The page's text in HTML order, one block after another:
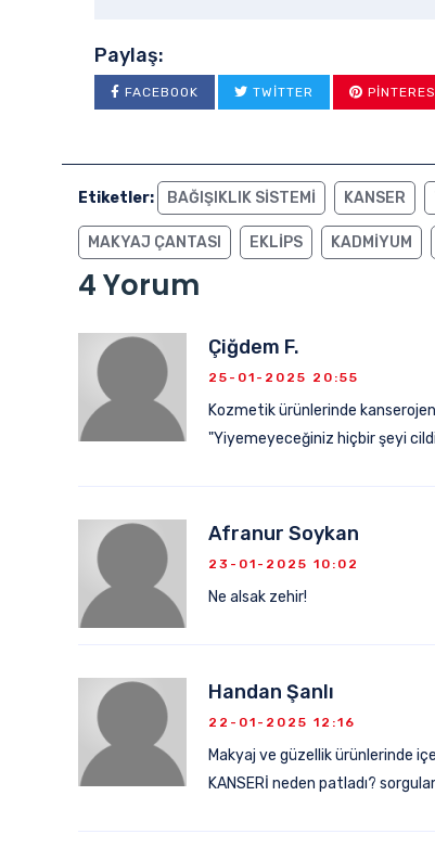
Paylaş:
FACEBOOK TWITTER
Etiketler: BAĞIŞIKLIK SISTEMI KANSER
MAKYAJ ÇANTASI EKLIPS KADMIYUM
4 Yorum
Çiğdem F.
25-01-2025 20:55
Kozmetik ürünlerinde kanserojen
"Yiyemeyeceğiniz hiçbir şeyi
Afranur Soykan
23-01-2025 10:02
Ne alsak zehir!
Handan Şanlı
22-01-2025 12:16
Makyaj ve güzellik ürünlerinde
KANSERİ neden patladı?